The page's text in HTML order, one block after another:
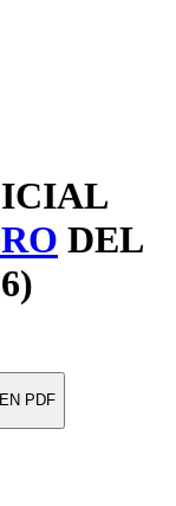
DEL
PDF